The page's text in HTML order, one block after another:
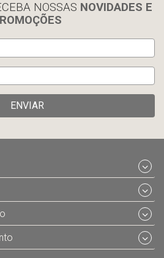
NOSSAS NOVIDADES E
ENVIAR